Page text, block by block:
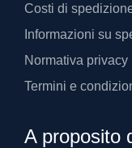
Costi di
Informazioni su
Normativa privacy
Termini e
A proposito